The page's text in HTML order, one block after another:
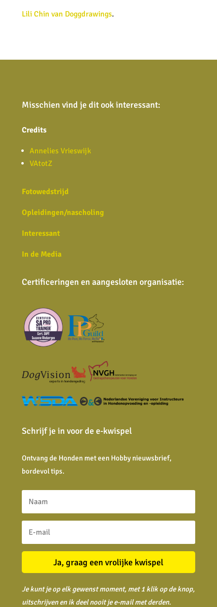
Lili Chin van Doggdrawings.
Misschien vind je dit ook interessant:
Credits
Annelies Vrieswijk
VAtotZ
Fotowedstrijd
Opleidingen/nascholing
Interessant
In de Media
Certificeringen en aangesloten organisatie:
Schrijf je in voor de e-kwispel
Ontvang de Honden met een Hobby nieuwsbrief,
bordevol tips.
Ja, graag een vrolijke kwispel
Je kunt je op elk gewenst moment, met 1 klik op de knop,
uitschrijven en ik deel nooit jee-mail met derden.